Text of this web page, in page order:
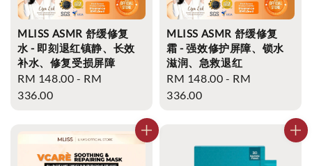
MLISS ASMR 舒缓修复
水 - 即刻退红镇静、长效
补水、修复受损屏障
Regular
price
RM 148.00 - RM
336.00
MLISS ASMR 舒缓修复
霜 - 强效修护屏障、锁水
滋润、急救退红
Regular
price
RM 148.00 - RM
336.00